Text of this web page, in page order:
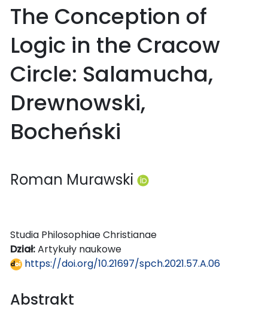
The Conception of
Logic in the Cracow
Circle: Salamucha,
Drewnowski,
Bocheński
Roman Murawski
Studia Philosophiae Christianae
Dział:Artykuły naukowe
https://doi.org/10.21697/spch.2021.57.A.06
Abstrakt